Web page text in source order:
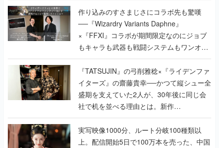
作り込みのすさまじさにコラボ先も驚嘆
──『Wizardry Variants Daphne』
×『FFXI』コラボが期間限定なのにジョブ
もキャラも武器も戦闘システムもワンオフ
で作り込まれた理由を両ディレクターに聞
く
『TATSUJIN』の弓削雅稔×『ライデンファ
イターズ』の齋藤貴幸──かつて縦シュー全
盛期を支えていた2人が、30年後に同じ会
社で机を並べる理由とは。新作
『TATSUJIN EXTREME』で初タッグを組
んだレジェンド2人に訊く開発秘話
実写映像1000分、ルート分岐100種類以
上。配信開始5日で100万本を売った、中国